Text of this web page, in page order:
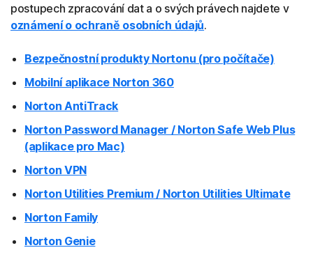
postupech zpracování dat a o svých právech najdete v
oznámení o ochraně osobních údajů.
Bezpečnostní produkty Nortonu (pro počítače)
Mobilní aplikace Norton 360
Norton AntiTrack
Norton Password Manager / Norton Safe Web Plus
(aplikace pro Mac)
Norton VPN
Norton Utilities Premium / Norton Utilities Ultimate
Norton Family
Norton Genie